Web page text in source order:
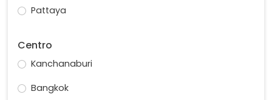
Pattaya
Centro
Kanchanaburi
Bangkok